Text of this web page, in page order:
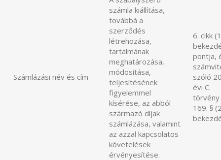
Számlázási név és cím
számla kiállítása,
továbbá a
szerződés
létrehozása,
tartalmának
meghatározása,
módosítása,
teljesítésének
figyelemmel
kísérése, az abból
származó díjak
számlázása, valamint
az azzal kapcsolatos
követelések
érvényesítése.
6. cikk
pontja,
szóló
évi C.
törvény
169. §